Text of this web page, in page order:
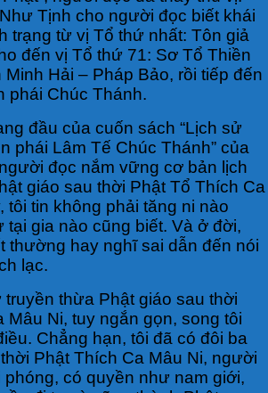
Tịnh cho người đọc biết khái
trạng từ vị Tổ thứ nhất: Tôn giả
đến vị Tổ thứ 71: Sơ Tổ Thiền
Hải – Pháp Bảo, rồi tiếp đến
phái Chúc Thánh.
đầu của cuốn sách “Lịch sử
phái Lâm Tế Chúc Thánh” của
đọc nắm vững cơ bản lịch
giáo sau thời Phật Tổ Thích Ca
tôi tin không phải tăng ni nào
tại gia nào cũng biết. Và ở đời,
thường hay nghĩ sai dẫn đến nói
lạc.
truyền thừa Phật giáo sau thời
Mâu Ni, tuy ngắn gọn, song tôi
Chẳng hạn, tôi đã có đôi ba
Phật Thích Ca Mâu Ni, người
có quyền như nam giới,